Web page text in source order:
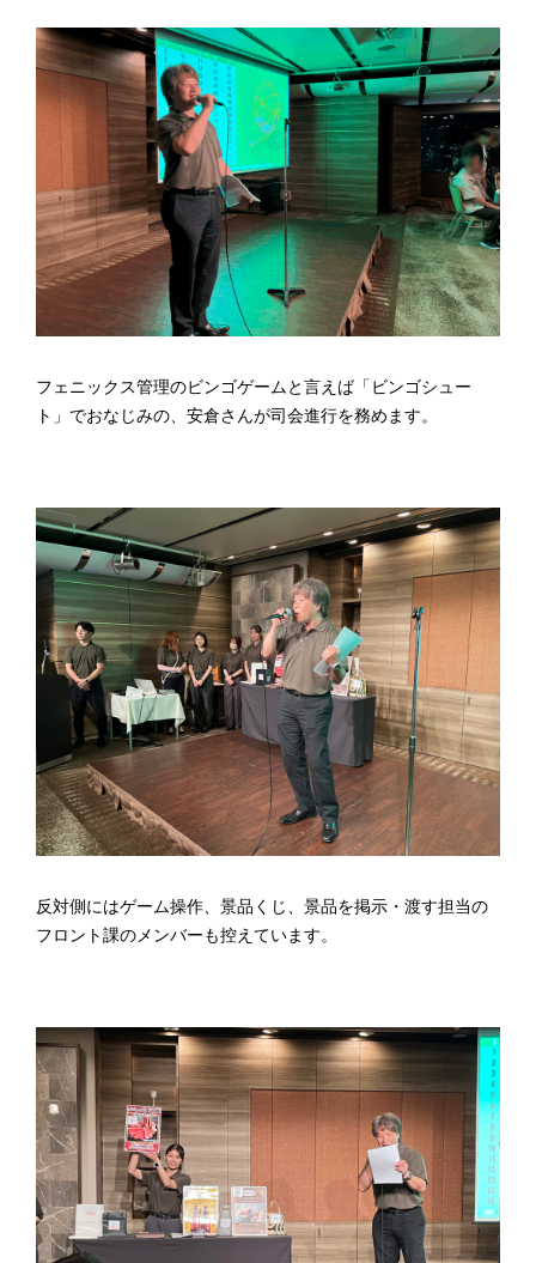
フェニックス管理のビンゴゲームと言えば「ビンゴシュー
ト」でおなじみの、安倉さんが司会進行を務めます。
反対側にはゲーム操作、景品くじ、景品を掲示・渡す担当の
フロント課のメンバーも控えています。